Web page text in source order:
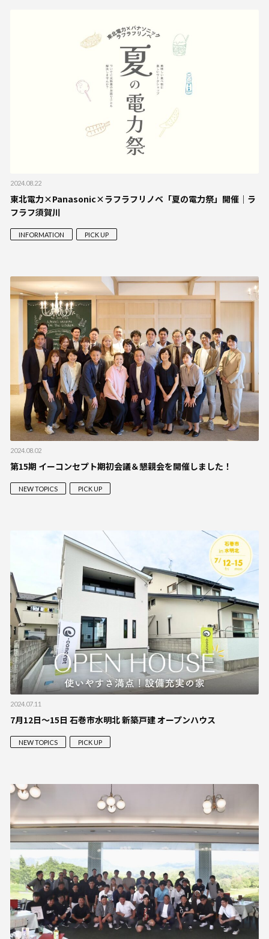
2024.08.22
東北電力×Panasonic×ラフラフリノベ「夏の電力祭」開催｜ラ
フラフ須賀川
INFORMATION PICK UP
2024.08.02
第15期 イーコンセプト期初会議＆懇親会を開催しました！
NEW TOPICS PICK UP
2024.07.11
7月12日～15日 石巻市水明北 新築戸建 オープンハウス
NEW TOPICS PICK UP